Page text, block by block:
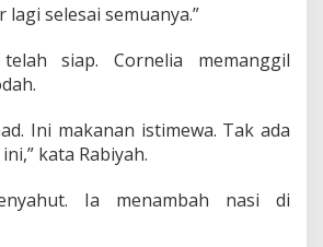
lagi selesai semuanya.”
siap. Cornelia memanggil
Ini makanan istimewa. Tak ada
kata Rabiyah.
Ia menambah nasi di